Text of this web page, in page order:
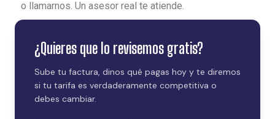
o
llamarnos. Un asesor real te atiende.
¿Quieres que lo revisemos gratis?
Sube tu factura, dinos qué pagas hoy y te diremos
si tu tarifa es verdaderamente competitiva o
debes cambiar.